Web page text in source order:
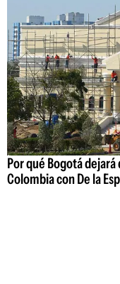
Por qué Bogotá
Colombia con De la